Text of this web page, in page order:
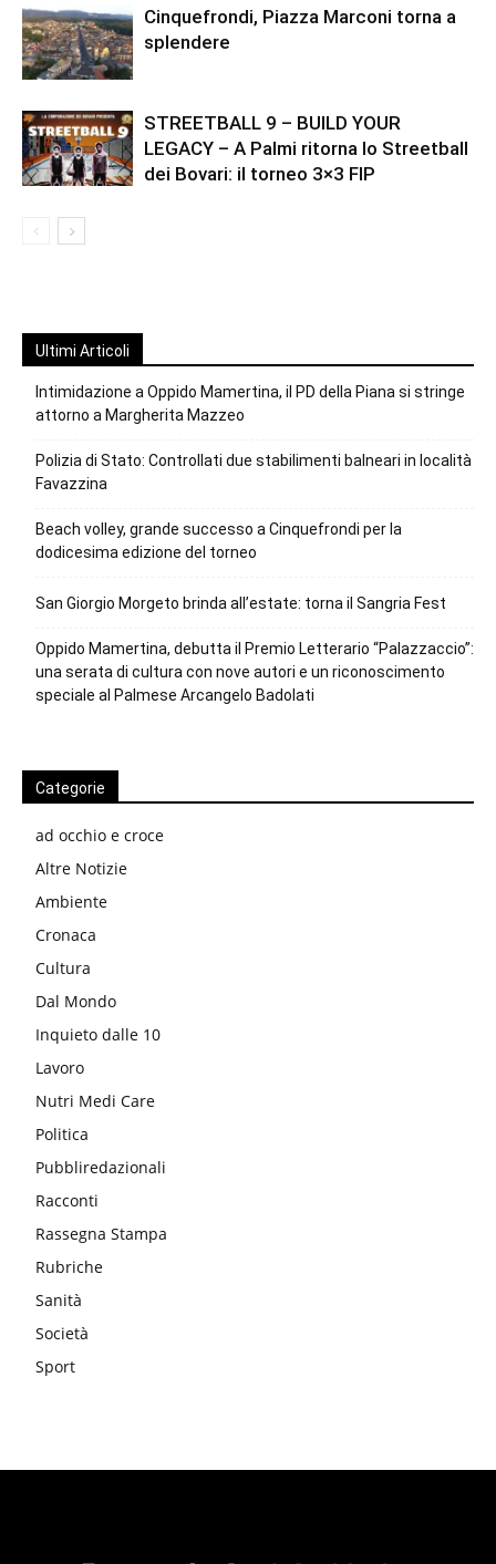
Cinquefrondi, Piazza Marconi torna a
splendere
STREETBALL 9 – BUILD YOUR
LEGACY – A Palmi ritorna lo Streetball
dei Bovari: il torneo 3×3 FIP
Ultimi Articoli
Intimidazione a Oppido Mamertina, il PD della Piana si stringe
attorno a Margherita Mazzeo
Polizia di Stato: Controllati due stabilimenti balneari in località
Favazzina
Beach volley, grande successo a Cinquefrondi per la
dodicesima edizione del torneo
San Giorgio Morgeto brinda all’estate: torna il Sangria Fest
Oppido Mamertina, debutta il Premio Letterario “Palazzaccio”:
una serata di cultura con nove autori e un riconoscimento
speciale al Palmese Arcangelo Badolati
Categorie
ad occhio e croce
Altre Notizie
Ambiente
Cronaca
Cultura
Dal Mondo
Inquieto dalle 10
Lavoro
Nutri Medi Care
Politica
Pubbliredazionali
Racconti
Rassegna Stampa
Rubriche
Sanità
Società
Sport